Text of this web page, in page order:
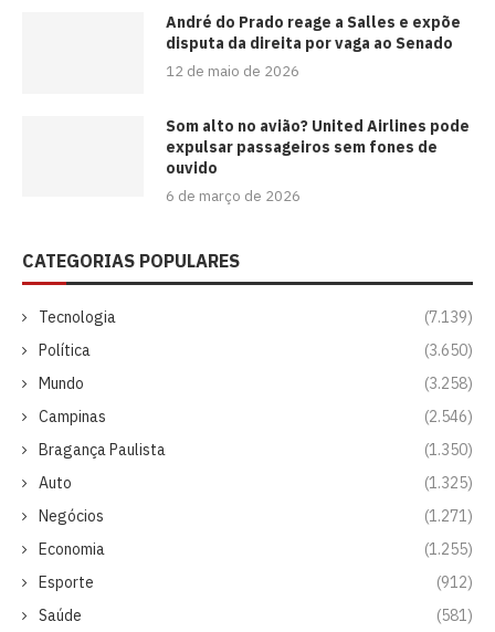
André do Prado reage a Salles e expõe
disputa da direita por vaga ao Senado
12 de maio de 2026
Som alto no avião? United Airlines pode
expulsar passageiros sem fones de
ouvido
6 de março de 2026
CATEGORIAS POPULARES
Tecnologia
(7.139)
Política
(3.650)
Mundo
(3.258)
Campinas
(2.546)
Bragança Paulista
(1.350)
Auto
(1.325)
Negócios
(1.271)
Economia
(1.255)
Esporte
(912)
Saúde
(581)